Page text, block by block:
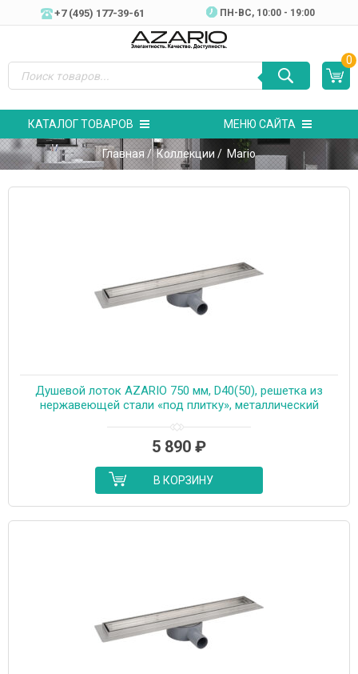
+7 (495) 177-39-61 ПН-ВC, 10:00 - 19:00
0
КАТАЛОГ ТОВАРОВ МЕНЮ САЙТА
Главная /Коллекции / Mario
Душевой лоток AZARIO 750 мм, D40(50), решетка из
нержавеющей стали «под плитку», металлический
(AZT3TILE750)
5 890 ₽
В КОРЗИНУ